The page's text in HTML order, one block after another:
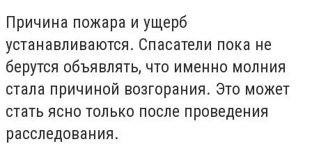
Причина пожара и ущерб
устанавливаются. Спасатели пока не
берутся объявлять, что именно молния
стала причиной возгорания. Это может
стать ясно только после проведения
расследования.